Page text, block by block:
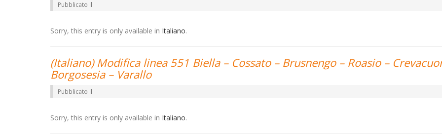
Pubblicato il
Sorry, this entry is only available in Italiano.
(Italiano) Modifica linea 551 Biella – Cossato – Brusnengo – Roasio –
Borgosesia – Varallo
Pubblicato il
Sorry, this entry is only available in Italiano.